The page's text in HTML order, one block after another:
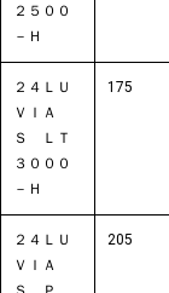
２５００
－Ｈ
２４ＬＵ
ＶＩＡ
Ｓ ＬＴ
３０００
－Ｈ
175
２４ＬＵ
ＶＩＡ
205